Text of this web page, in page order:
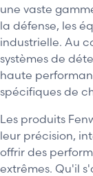
une vaste
la défense, les
industrielle. Au
systèmes de
haute
spécifiques de
Les produits
leur précision,
offrir des
extrêmes. Qu'il